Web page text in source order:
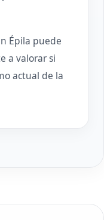
Épila puede
a valorar si
actual de la